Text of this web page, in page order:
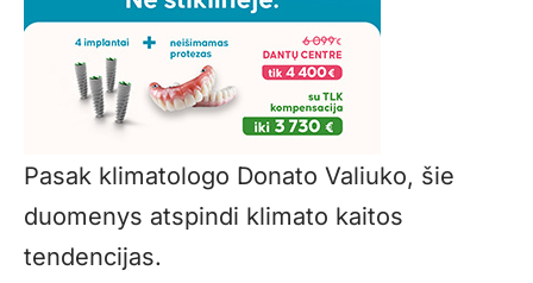
Pasak klimatologo Donato Valiuko, šie
duomenys atspindi klimato kaitos
tendencijas.